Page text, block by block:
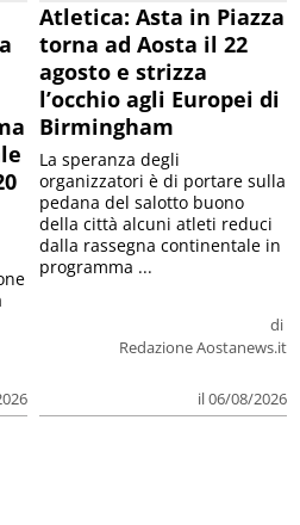
Atletica: Asta in Piazza
torna ad Aosta il 22
agosto e strizza
l’occhio agli Europei di
Birmingham
di
Redazione Aostanews.it
il 06/08/2026
La speranza degli
organizzatori è di portare sulla
pedana del salotto buono
della città alcuni atleti reduci
dalla rassegna continentale in
programma ...